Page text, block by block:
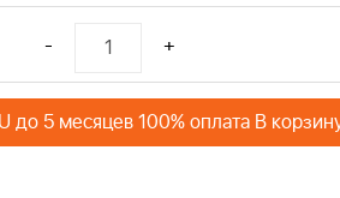
- +
до 5 месяцев 100% оплата В